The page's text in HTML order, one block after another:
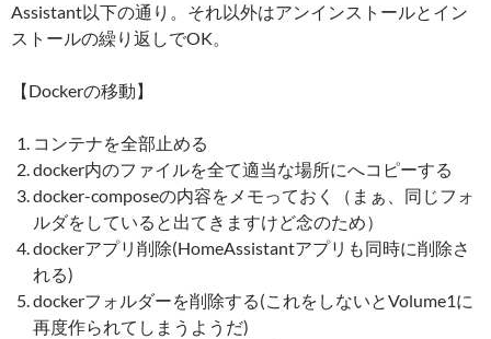
Assistant以下の通り。それ以外はアンインストールとイン
ストールの繰り返しでOK。
【Dockerの移動】
コンテナを全部止める
docker内のファイルを全て適当な場所にへコピーする
docker-composeの内容をメモっておく（まぁ、同じフォ
ルダをしていると出てきますけど念のため）
dockerアプリ削除(HomeAssistantアプリも同時に削除さ
れる)
dockerフォルダーを削除する(これをしないとVolume1に
再度作られてしまうようだ)